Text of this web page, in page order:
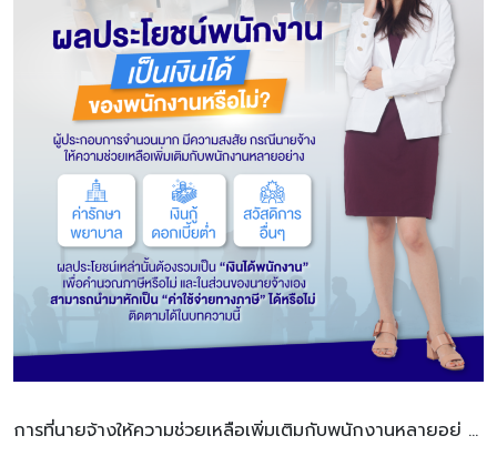
การที่นายจ้างให้ความช่วยเหลือเพิ่มเติมกับพนักงานหลายอย่ …